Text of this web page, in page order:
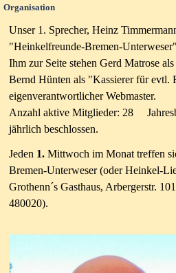
Organisation
Unser 1. Sprecher, Heinz
"Heinkelfreunde-Bremen-
Ihm zur Seite stehen Gerd Matrose
Bernd Hünten als "Kassierer für evtl.
eigenverantwortlicher Webmaster.
Anzahl aktive Mitglieder: 28
jährlich beschlossen.
Jeden 1. Mittwoch im Monat treffen
Bremen-Unterweser (oder Heinkel-
Grothenn´s Gasthaus, Arbergerstr.
480020).
1. Sprecher und